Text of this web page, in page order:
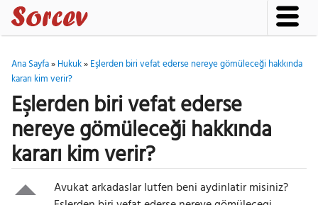
Ana Sayfa»Hukuk»Eşlerden biri vefat ederse nereye gömüleceği hakkında
kararı kim verir?
Eşlerden biri vefat ederse
nereye gömüleceği hakkında
kararı kim verir?
Avukat arkadaslar lutfen beni aydinlatir misiniz?